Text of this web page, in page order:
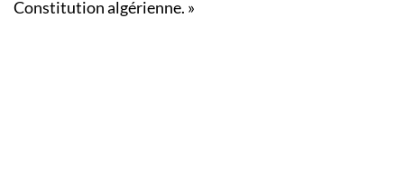
Constitution algérienne. »